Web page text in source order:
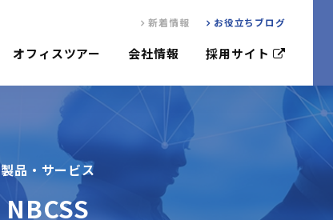
新着情報 お役立ちブログ
オフィスツアー 会社情報 採用サイト
製品・サービス
NBCSS